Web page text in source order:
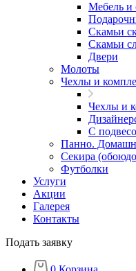
Мебель и
Скамьи
Скамьи
Двери
Молоты
Чехлы и
Чехлы и
С
Панно.
Секира
Футболки
Услуги
Акции
Галерея
Контакты
Подать заявку